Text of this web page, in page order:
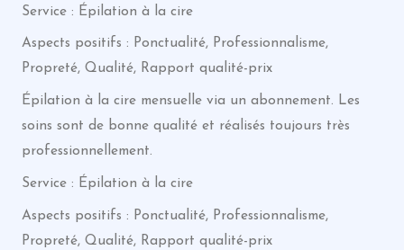
Service : Épilation à la cire
Aspects positifs : Ponctualité, Professionnalisme,
Propreté, Qualité, Rapport qualité-prix
Épilation à la cire mensuelle via un abonnement. Les
soins sont de bonne qualité et réalisés toujours très
professionnellement.
Service : Épilation à la cire
Aspects positifs : Ponctualité, Professionnalisme,
Propreté, Qualité, Rapport qualité-prix